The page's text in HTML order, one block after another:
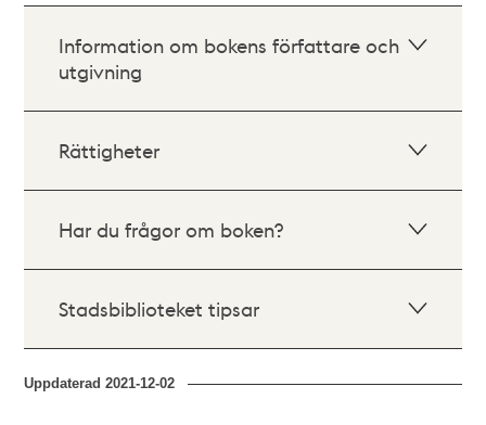
Information om bokens författare och
utgivning
Rättigheter
Har du frågor om boken?
Stadsbiblioteket tipsar
Uppdaterad2021-12-02